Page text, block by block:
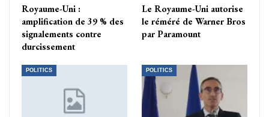
Royaume-Uni :
amplification de 39 % des
signalements contre
durcissement
Le Royaume-Uni autorise
le réméré de Warner Bros
par Paramount
POLITICS POLITICS